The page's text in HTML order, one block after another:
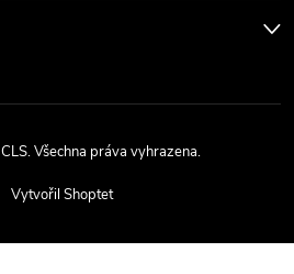
Vytvořil Shoptet
CLS. Všechna práva vyhrazena.